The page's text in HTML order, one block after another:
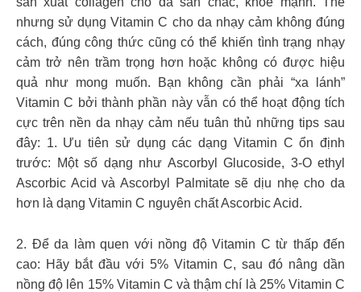
nhưng sử dụng Vitamin C cho da nhạy cảm không đúng
cách, đúng công thức cũng có thể khiến tình trạng nhạy
cảm trở nên trầm trọng hơn hoặc không có được hiệu
quả như mong muốn. Bạn không cần phải “xa lánh”
Vitamin C bởi thành phần này vẫn có thể hoạt động tích
cực trên nền da nhạy cảm nếu tuân thủ những tips sau
đây: 1. Ưu tiên sử dụng các dạng Vitamin C ổn định
trước: Một số dạng như Ascorbyl Glucoside, 3-O ethyl
Ascorbic Acid và Ascorbyl Palmitate sẽ dịu nhẹ cho da
hơn là dạng Vitamin C nguyên chất Ascorbic Acid.
2. Để da làm quen với nồng độ Vitamin C từ thấp đến
cao: Hãy bắt đầu với 5% Vitamin C, sau đó nâng dần
nồng độ lên 15% Vitamin C và thậm chí là 25% Vitamin C